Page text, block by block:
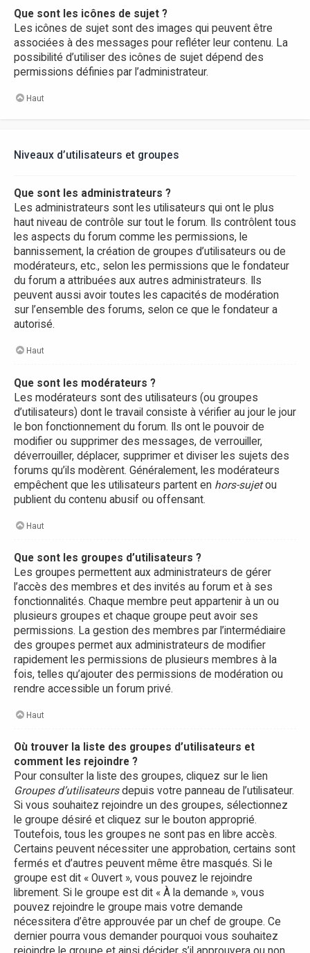
Que sont les icônes de sujet ?
Les icônes de sujet sont des images qui peuvent être
associées à des messages pour refléter leur contenu. La
possibilité d’utiliser des icônes de sujet dépend des
permissions définies par l’administrateur.
Haut
Niveaux d’utilisateurs et groupes
Que sont les administrateurs ?
Les administrateurs sont les utilisateurs qui ont le plus
haut niveau de contrôle sur tout le forum. Ils contrôlent tous
les aspects du forum comme les permissions, le
bannissement, la création de groupes d’utilisateurs ou de
modérateurs, etc., selon les permissions que le fondateur
du forum a attribuées aux autres administrateurs. Ils
peuvent aussi avoir toutes les capacités de modération
sur l’ensemble des forums, selon ce que le fondateur a
autorisé.
Haut
Que sont les modérateurs ?
Les modérateurs sont des utilisateurs (ou groupes
d’utilisateurs) dont le travail consiste à vérifier au jour le jour
le bon fonctionnement du forum. Ils ont le pouvoir de
modifier ou supprimer des messages, de verrouiller,
déverrouiller, déplacer, supprimer et diviser les sujets des
forums qu’ils modèrent. Généralement, les modérateurs
empêchent que les utilisateurs partent en hors-sujetou
publient du contenu abusif ou offensant.
Haut
Que sont les groupes d’utilisateurs ?
Les groupes permettent aux administrateurs de gérer
l’accès des membres et des invités au forum et à ses
fonctionnalités. Chaque membre peut appartenir à un ou
plusieurs groupes et chaque groupe peut avoir ses
permissions. La gestion des membres par l’intermédiaire
des groupes permet aux administrateurs de modifier
rapidement les permissions de plusieurs membres à la
fois, telles qu’ajouter des permissions de modération ou
rendre accessible un forum privé.
Haut
Où trouver la liste des groupes d’utilisateurs et
comment les rejoindre ?
Pour consulter la liste des groupes, cliquez sur le lien
Groupes d’utilisateursdepuis votre panneau de l’utilisateur.
Si vous souhaitez rejoindre un des groupes, sélectionnez
le groupe désiré et cliquez sur le bouton approprié.
Toutefois, tous les groupes ne sont pas en libre accès.
Certains peuvent nécessiter une approbation, certains sont
fermés et d’autres peuvent même être masqués. Si le
groupe est dit « Ouvert », vous pouvez le rejoindre
librement. Si le groupe est dit « À la demande », vous
pouvez rejoindre le groupe mais votre demande
nécessitera d’être approuvée par un chef de groupe. Ce
dernier pourra vous demander pourquoi vous souhaitez